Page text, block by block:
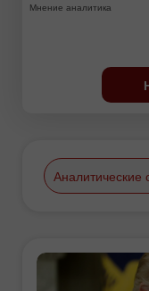
Мнение аналитика
Аналитические